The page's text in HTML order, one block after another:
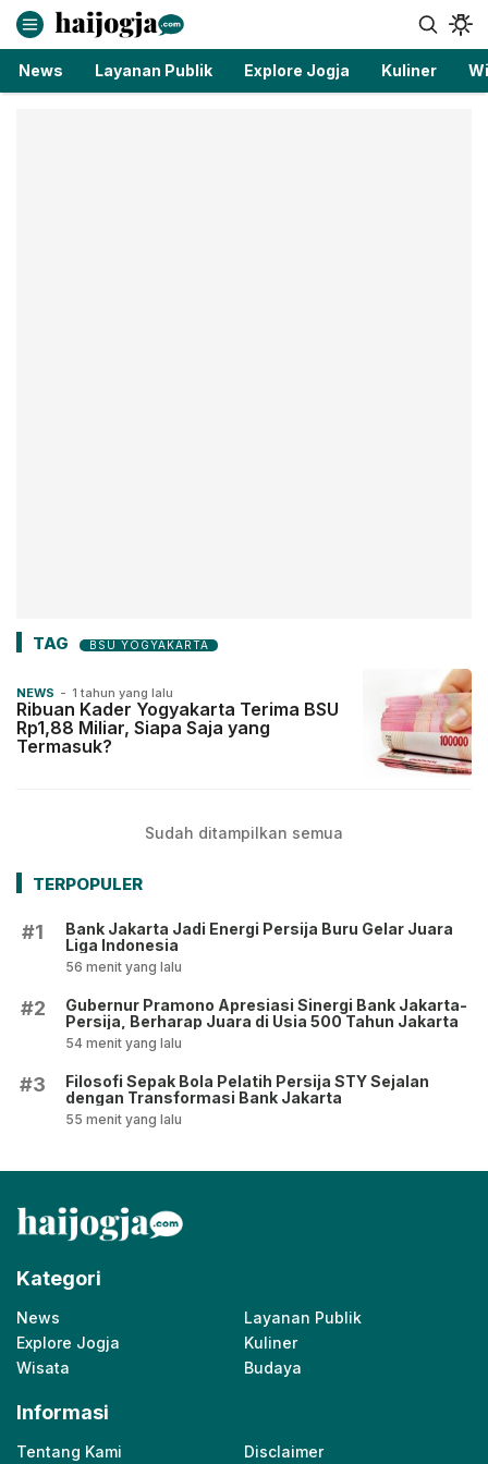
haijogja.com
Berita Jogja Terbaru dan Terkini
News Layanan Publik Explore Jogja Kuliner
TAG BSU YOGYAKARTA
NEWS - 1 tahun yang lalu
Ribuan Kader Yogyakarta Terima BSU
Rp1,88 Miliar, Siapa Saja yang
Termasuk?
Sudah ditampilkan semua
TERPOPULER
#1
Bank Jakarta Jadi Energi Persija Buru Gelar Juara
Liga Indonesia
56 menit yang lalu
#2
Gubernur Pramono Apresiasi Sinergi Bank Jakarta-
Persija, Berharap Juara di Usia 500 Tahun Jakarta
54 menit yang lalu
#3
Filosofi Sepak Bola Pelatih Persija STY Sejalan
dengan Transformasi Bank Jakarta
55 menit yang lalu
Kategori
News
Layanan Publik
Explore Jogja
Kuliner
Wisata
Budaya
Informasi
Tentang Kami Disclaimer